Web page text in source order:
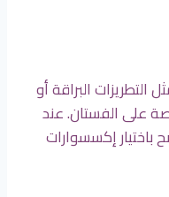
البراقة أو
على الفستان. عند
باختيار إكسسوارات